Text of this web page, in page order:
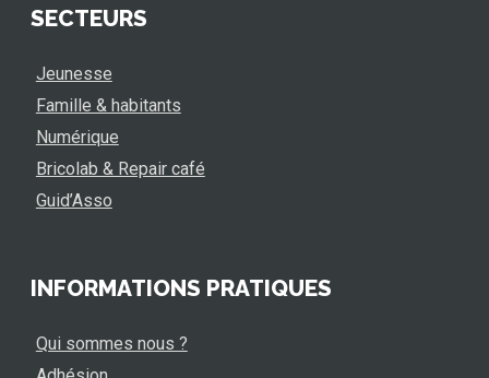
SECTEURS
Jeunesse
Famille & habitants
Numérique
Bricolab & Repair café
Guid’Asso
INFORMATIONS PRATIQUES
Qui sommes nous ?